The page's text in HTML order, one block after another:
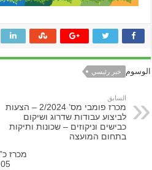
الوسوم خبر رئيسي
السابق
מכרז פומבי מס’ 2/2024 – הצעות
לביצוע עבודות שדרוג ושיקום
כבישים וניקוזים – שכונות ותיקות
בתחום המועצה
05 – לתפקיד מהנדס המועצה